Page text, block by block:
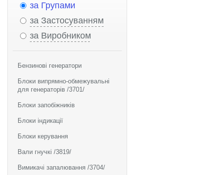
за Групами
за Застосуванням
за Виробником
Бензинові генератори
Блоки випрямно-обмежувальні
для генераторів /3701/
Блоки запобіжників
Блоки індикації
Блоки керування
Вали гнучкі /3819/
Вимикачі запалювання /3704/